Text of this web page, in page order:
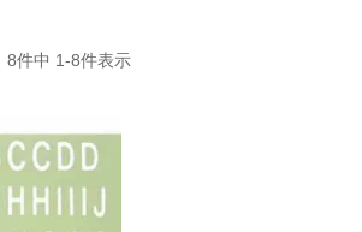
8件中 1-8件表示